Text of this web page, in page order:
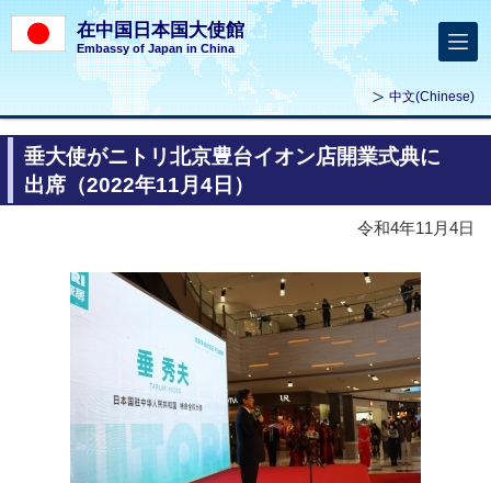
在中国日本国大使館
Embassy of Japan in China
中文(Chinese)
垂大使がニトリ北京豊台イオン店開業式典に
出席（2022年11月4日）
令和4年11月4日